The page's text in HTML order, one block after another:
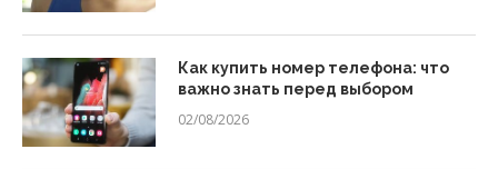
Как купить номер телефона: что
важно знать перед выбором
02/08/2026